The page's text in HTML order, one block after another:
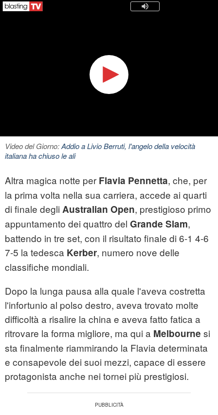
Video del Giorno:Addio a Livio Berruti, l'angelo della velocità
italiana ha chiuso le ali
Altra magica notte per Flavia Pennetta, che, per
la prima volta nella sua carriera, accede ai quarti
di finale degli Australian Open, prestigioso primo
appuntamento dei quattro del Grande Slam,
battendo in tre set, con il risultato finale di 6-1 4-6
7-5 la tedesca Kerber, numero nove delle
classifiche mondiali.
Dopo la lunga pausa alla quale l'aveva costretta
l'infortunio al polso destro, aveva trovato molte
difficoltà a risalire la china e aveva fatto fatica a
ritrovare la forma migliore, ma qui a Melbourne si
sta finalmente riammirando la Flavia determinata
e consapevole dei suoi mezzi, capace di essere
protagonista anche nei tornei più prestigiosi.